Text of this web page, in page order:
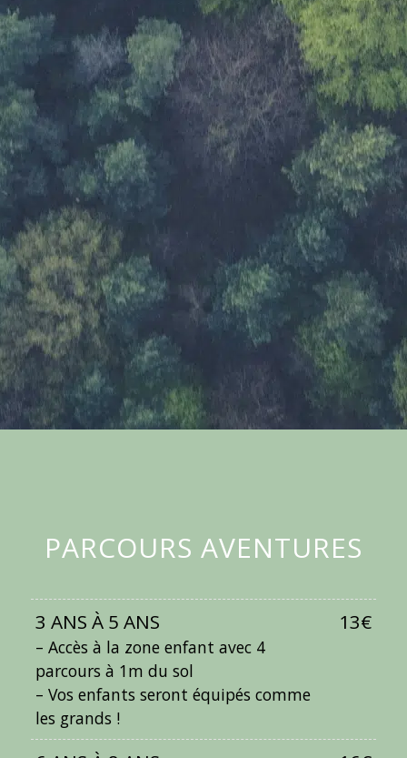
PARCOURS AVENTURES
3 ANS À 5 ANS 13€
– Accès à la zone enfant avec 4
parcours à 1m du sol
– Vos enfants seront équipés comme
les grands !